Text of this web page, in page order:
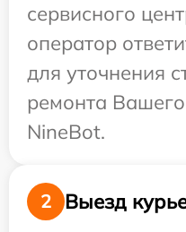
сервисного
оператор
для уточнения
ремонта Вашего
NineBot.
2
Выезд